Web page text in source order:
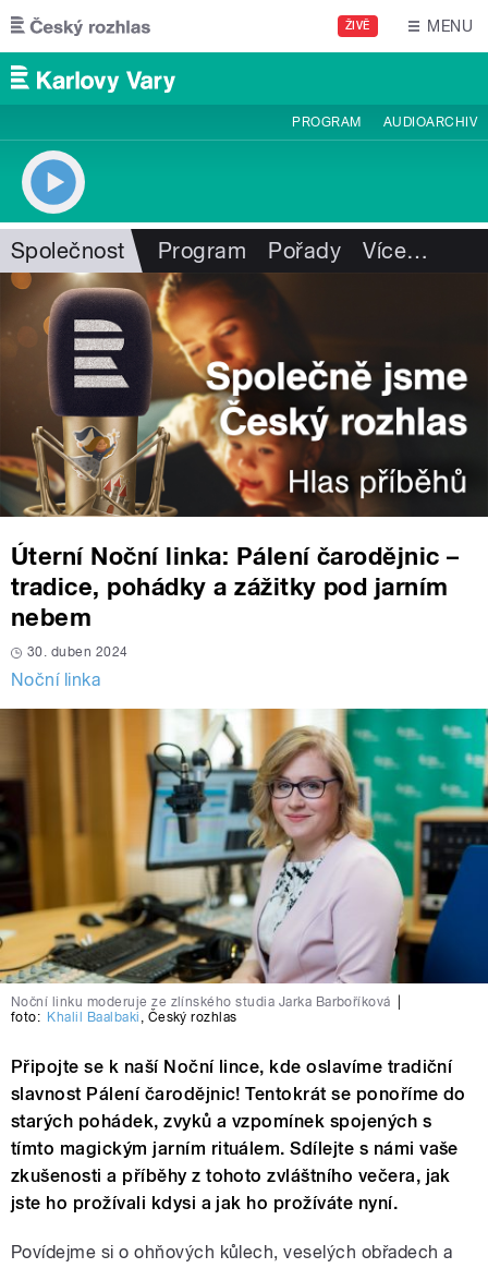
Přejít k hlavnímu obsahu
ŽIVĚ MENU
PROGRAM AUDIOARCHIV
Společnost Program Pořady Více…
Úterní Noční linka: Pálení čarodějnic –
tradice, pohádky a zážitky pod jarním
nebem
30. duben 2024
Noční linka
Noční linku moderuje ze zlínského studia Jarka Barboříková
foto: Khalil Baalbaki , Český rozhlas
Připojte se k naší Noční lince, kde oslavíme tradiční
slavnost Pálení čarodějnic! Tentokrát se ponoříme do
starých pohádek, zvyků a vzpomínek spojených s
tímto magickým jarním rituálem. Sdílejte s námi vaše
zkušenosti a příběhy z tohoto zvláštního večera, jak
jste ho prožívali kdysi a jak ho prožíváte nyní.
Povídejme si o ohňových kůlech, veselých obřadech a